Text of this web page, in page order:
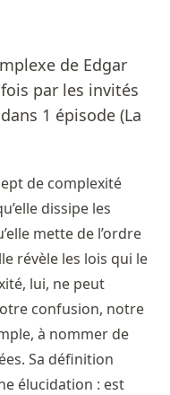
de Edgar
par les invités
1 épisode (La
de complexité
dissipe les
mette de l’ordre
révèle les lois qui le
lui, ne peut
confusion, notre
à nommer de
Sa définition
élucidation : est